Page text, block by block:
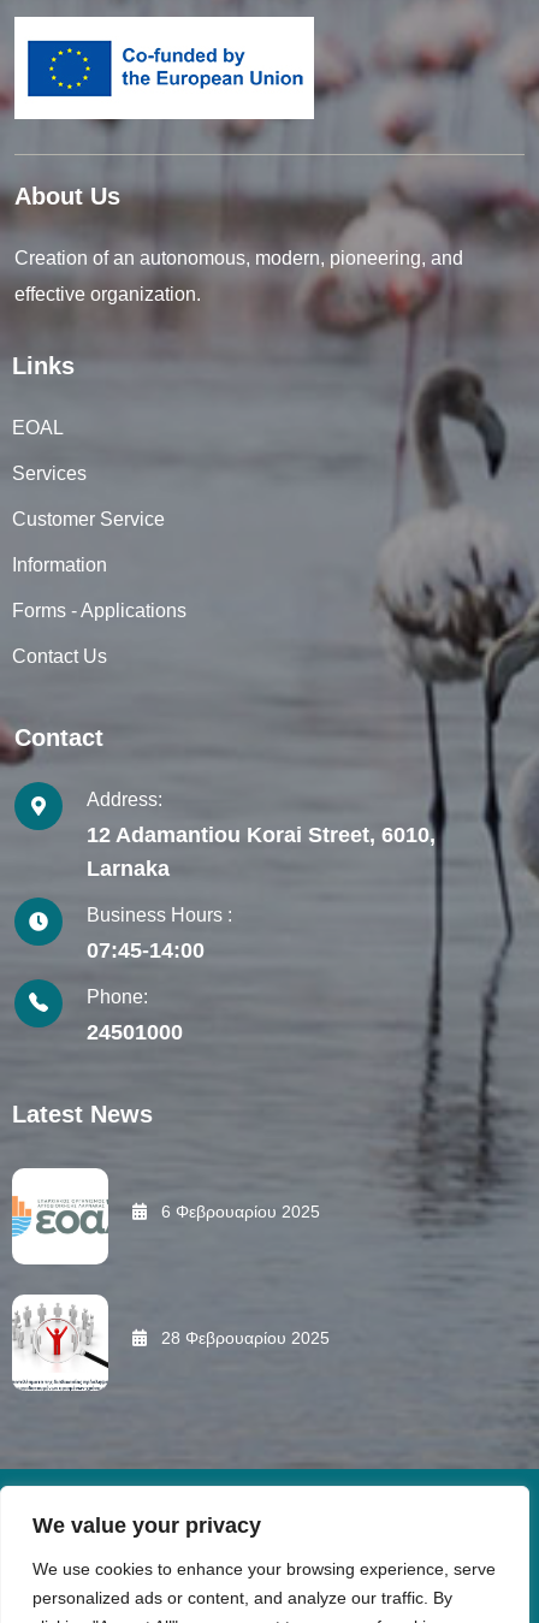
We value your privacy
We use cookies to enhance your browsing experience, serve
personalized ads or content, and analyze our traffic. By
About Us
Creation of an autonomous, modern, pioneering, and
effective organization.
Links
EOAL
Services
Customer Service
Information
Forms - Applications
Contact Us
Contact
Address:
12 Adamantiou Korai Street, 6010,
Larnaka
Business Hours :
07:45-14:00
Phone:
24501000
Latest News
6 Φεβρουαρίου 2025
28 Φεβρουαρίου 2025
Developed by
Personal Data Protection Policy